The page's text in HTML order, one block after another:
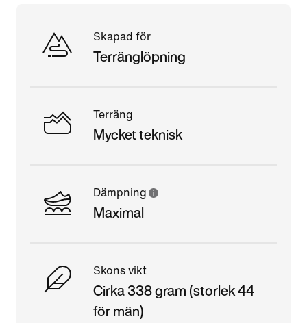
Skapad för
Terränglöpning
Terräng
Mycket teknisk
Dämpning
Maximal
Skons vikt
Cirka 338 gram (storlek 44
för män)